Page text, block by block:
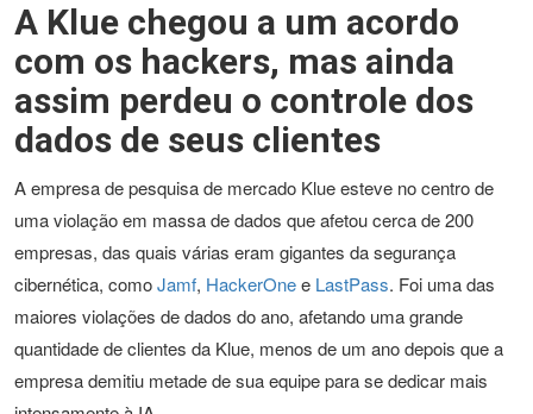
A Klue chegou a um acordo
com os hackers, mas ainda
assim perdeu o controle dos
dados de seus clientes
A empresa de pesquisa de mercado Klue esteve no centro de
uma violação em massa de dados que afetou cerca de 200
empresas, das quais várias eram gigantes da segurança
cibernética, comoJamf, HackerOnee LastPass. Foi uma das
maiores violações de dados do ano, afetando uma grande
quantidade de clientes da Klue, menos de um ano depois que a
empresa demitiu metade de sua equipe para se dedicar mais